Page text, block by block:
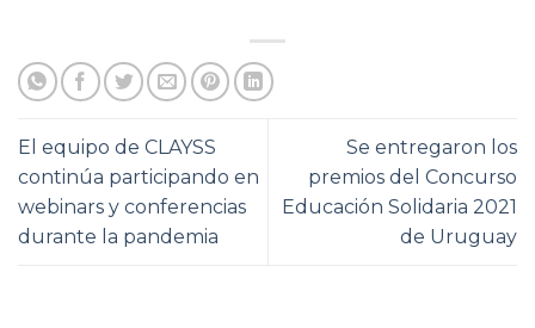
El equipo de CLAYSS
continúa participando en
webinars y conferencias
durante la pandemia
Se entregaron los
premios del Concurso
Educación Solidaria 2021
de Uruguay